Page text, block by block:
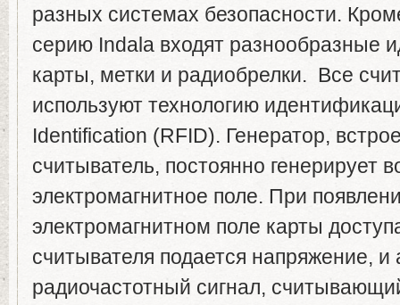
разных системах безопасности.
серию Indala входят разнообразные
карты, метки и радиобрелки. Все
используют технологию
Identification (RFID). Генератор,
считыватель, постоянно генерирует
электромагнитное поле. При
электромагнитном поле карты
считывателя подается напряжение, и
радиочастотный сигнал,